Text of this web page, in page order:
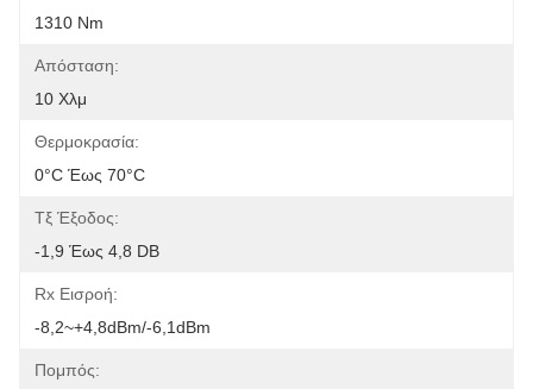
1310 Nm
Απόσταση:
10 Χλμ
Θερμοκρασία:
0°C Έως 70°C
Τξ Έξοδος:
-1,9 Έως 4,8 DB
Rx Εισροή:
-8,2~+4,8dBm/-6,1dBm
Πομπός: